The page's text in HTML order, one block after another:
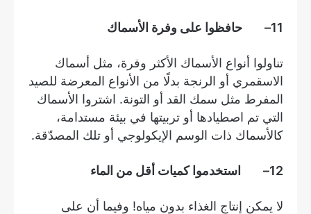
11– حافظوا على وفرة الأسماك
تناولوا أنواع الأسماك الأكثر وفرة، مثل أسماك
الاسقمري أو الرنجة بدلًا من الأنواع المعرضة للصيد
المفرط مثل سمك القد أو التونة. اشتروا الأسماك
التي تم اصطيادها أو تربيتها في بيئة مستدامة،
كالأسماك ذات الوسم الإيكولوجي أو تلك المصدّقة.
12– استخدموا كميات أقل من الماء
لا يمكن إنتاج الغذاء بدون مياه! وفيما أن على